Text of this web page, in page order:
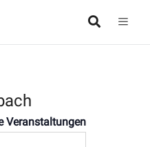
Veranstaltungen